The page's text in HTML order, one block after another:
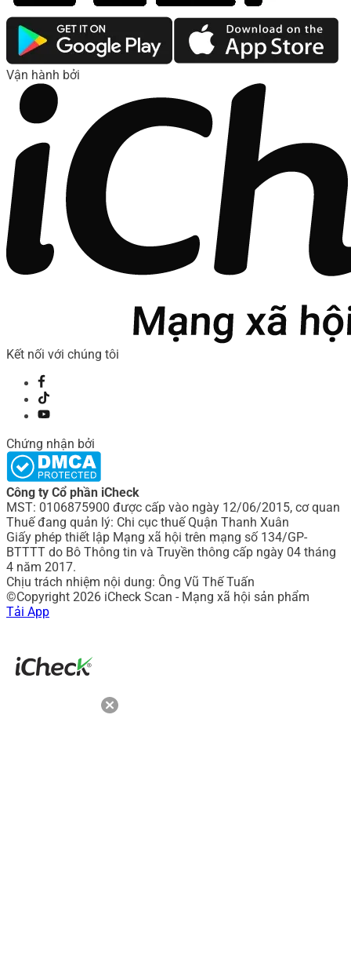
Vận hành bởi
Kết nối với chúng tôi
Chứng nhận bởi
Công ty Cổ phần iCheck
MST: 0106875900 được cấp vào ngày 12/06/2015, cơ quan
Thuế đang quản lý: Chi cục thuế Quận Thanh Xuân
Giấy phép thiết lập Mạng xã hội trên mạng số 134/GP-
BTTTT do Bô Thông tin và Truyền thông cấp ngày 04 tháng
4 năm 2017.
Chịu trách nhiệm nội dung: Ông Vũ Thế Tuấn
©Copyright 2026 iCheck Scan - Mạng xã hội sản phẩm
Tải App